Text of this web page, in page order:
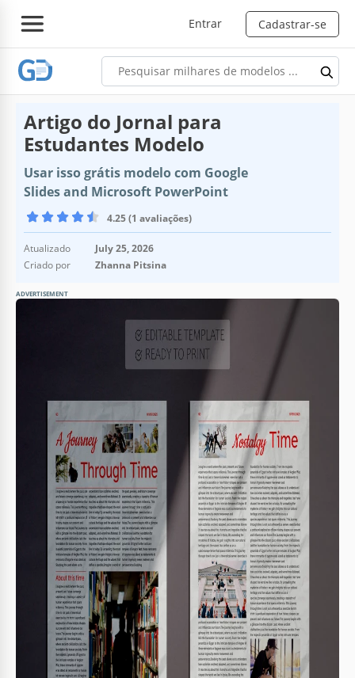
Entrar Cadastrar-se
Artigo do Jornal para
Estudantes Modelo
Usar isso grátis modelo com Google
Slides and Microsoft PowerPoint
4.25 (1 avaliações)
Atualizado
July 25, 2026
Criado por
Zhanna Pitsina
ADVERTISEMENT